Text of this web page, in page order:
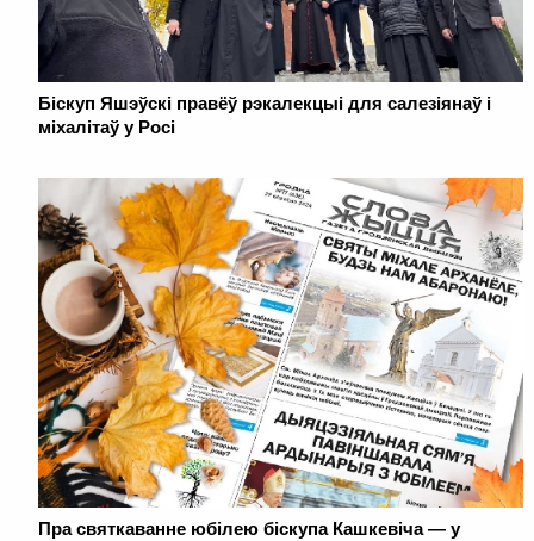
Біскуп Яшэўскі правёў рэкалекцыі для салезіянаў і
міхалітаў у Росі
Пра святкаванне юбілею біскупа Кашкевіча — у